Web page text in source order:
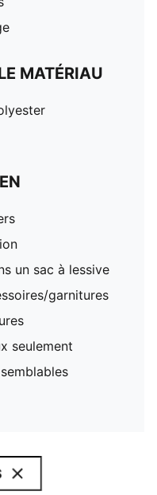
MATÉRIAU
un sac à lessive
garnitures
seulement